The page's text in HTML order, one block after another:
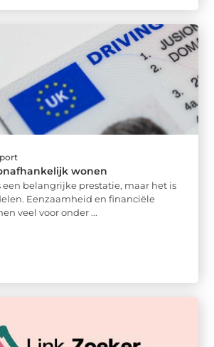
wonen
een belangrijke prestatie, maar het is
Eenzaamheid en financiële
veel voor onder ...